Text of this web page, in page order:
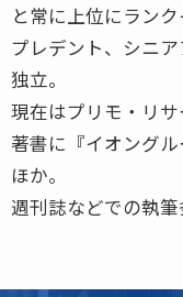
と常に上位にラン
プレデント、シニ
独立。
現在はプリモ・リサ
著書に『イオングル
ほか。
週刊誌などでの執筆